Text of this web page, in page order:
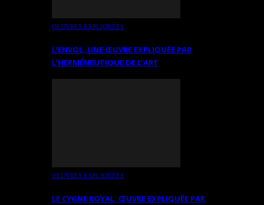
OEUVRES EXPLIQUÉES
L’ENVOL, UNE ŒUVRE EXPLIQUÉE PAR
L’HERMÉNEUTIQUE DE L’ART
OEUVRES EXPLIQUÉES
LE CYGNE ROYAL. ŒUVRE EXPLIQUÉE PAR